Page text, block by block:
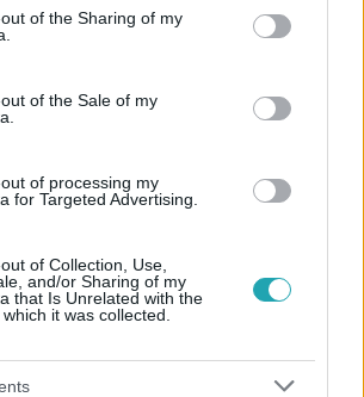
visit or usage behaviour. You may click to
to Google and its third-party tags to
specified purposes in below Google
of the Sharing of my
of the Sale of my
of processing my
for Targeted Advertising.
of Collection, Use,
and/or Sharing of my
that Is Unrelated with the
it was collected.
# LÁNG